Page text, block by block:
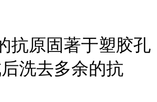
抗原固著于塑胶孔
洗去多余的抗